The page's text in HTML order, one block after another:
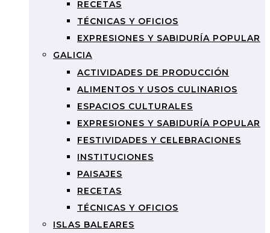
RECETAS
TÉCNICAS Y OFICIOS
EXPRESIONES Y SABIDURÍA POPULAR
GALICIA
ACTIVIDADES DE PRODUCCIÓN
ALIMENTOS Y USOS CULINARIOS
ESPACIOS CULTURALES
EXPRESIONES Y SABIDURÍA POPULAR
FESTIVIDADES Y CELEBRACIONES
INSTITUCIONES
PAISAJES
RECETAS
TÉCNICAS Y OFICIOS
ISLAS BALEARES